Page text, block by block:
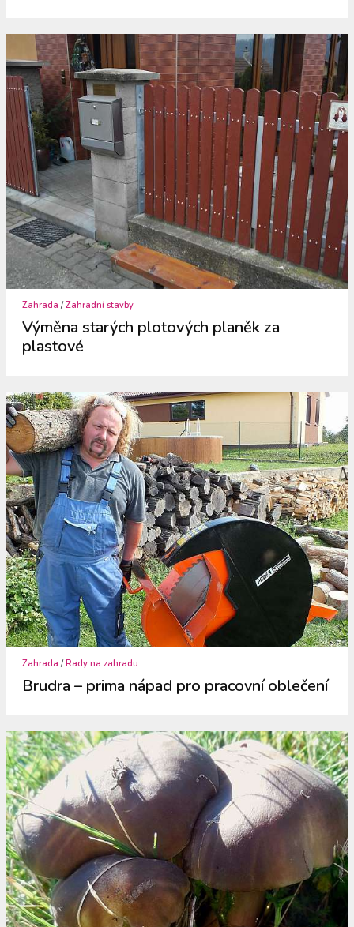
Zahrada /Zahradní stavby
Výměna starých plotových planěk za
plastové
Zahrada / Rady na zahradu
Brudra – prima nápad pro pracovní oblečení